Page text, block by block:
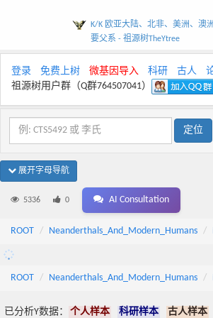
K/K 欧亚大陆、北非、美洲、澳
要父系 - 祖源树TheYtree
登录 免费上树 微基因导入 科研 古人
祖源树用户群（Q群764507041）
展开字母导航
5336 0 AI Consultation
ROOT Neanderthals_And_Modern_Humans
ROOT Neanderthals_And_Modern_Humans
已分析Y数据： 个人样本 科研样本 古人样本